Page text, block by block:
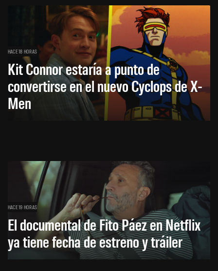
HACE 18 HORAS
Kit Connor estaría a punto de
convertirse en el nuevo Cyclops de X-
Men
HACE 19 HORAS
El documental de Fito Páez en Netflix
ya tiene fecha de estreno y tráiler